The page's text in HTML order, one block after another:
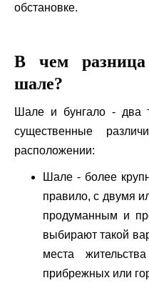
обстановке.
В чем
шале?
Шале и бунгало - два
существенные
расположении:
Шале - более
правило, с двумя
продуманным и
выбирают такой
места
прибрежных или